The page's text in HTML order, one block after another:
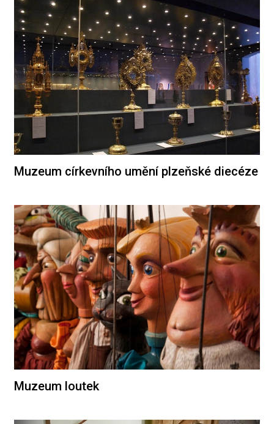
Muzeum církevního umění plzeňské diecéze
Muzeum loutek